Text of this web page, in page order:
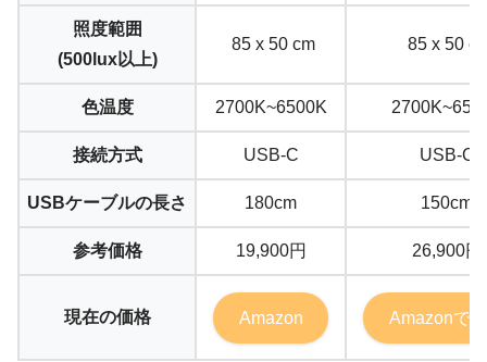
照度範囲
(500lux以上)
85 x 50 cm 85 x 50
色温度 2700K~6500K
接続方式 USB-C USB-C
USBケーブルの長さ 180cm 150cm
参考価格 19,900円 26,900円
現在の価格 Amazon Amazonで